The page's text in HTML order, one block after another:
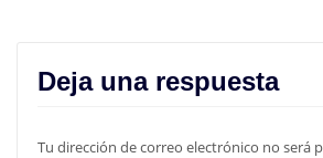
Deja una respuesta
Tu dirección de correo electrónico no será